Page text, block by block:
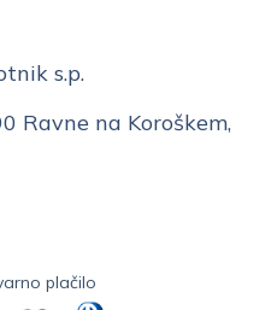
s.p.
Ravne na Koroškem,
plačilo